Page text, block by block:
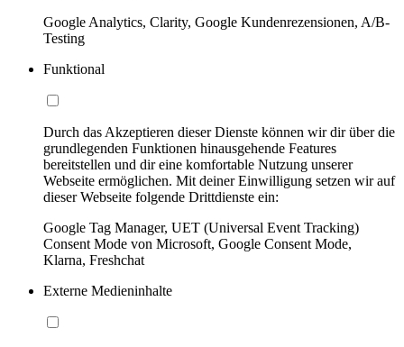
Google Analytics, Clarity, Google Kundenrezensionen, A/B-
Testing
Funktional
Durch das Akzeptieren dieser Dienste können wir dir über die
grundlegenden Funktionen hinausgehende Features
bereitstellen und dir eine komfortable Nutzung unserer
Webseite ermöglichen. Mit deiner Einwilligung setzen wir auf
dieser Webseite folgende Drittdienste ein:
Google Tag Manager, UET (Universal Event Tracking)
Consent Mode von Microsoft, Google Consent Mode,
Klarna, Freshchat
Externe Medieninhalte